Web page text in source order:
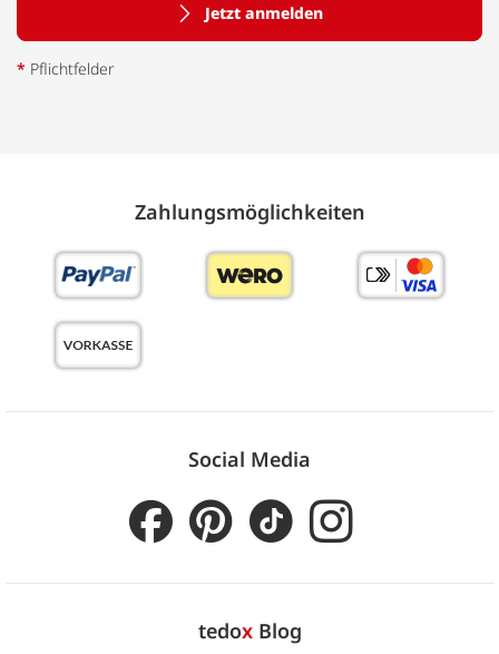
Jetzt anmelden
* Pflichtfelder
Zahlungs­möglich­keiten
Social Media
tedoxBlog